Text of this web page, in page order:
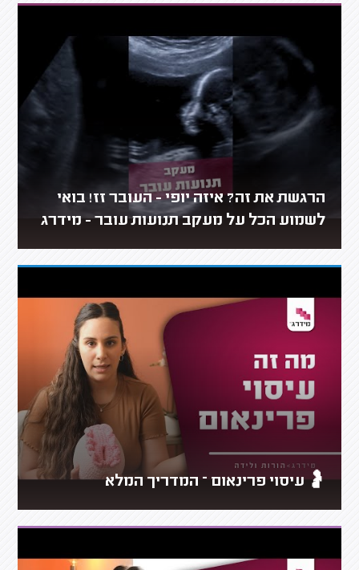
הרגשת את זה? איזה יופי - העובר זז! בואי
לשמוע הכל על מעקב תנועות עובר - מידרג
🤰 עיסוי פרינאום – המדריך המלא